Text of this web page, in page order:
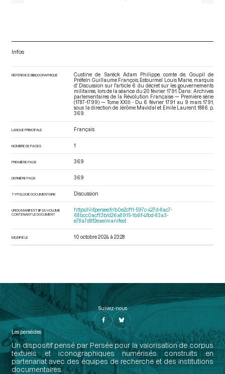
Infos
RÉFÉRENCE BIBLIOGRAPHIQUE
Custine de Sarëck Adam Philippe, comte de, Goupil de
Préfeln Guillaume François, Estourmel Louis Marie, marquis
d'. Discussion sur l'article 6 du décret sur les gouvernements
militaires, lors de la séance du 20 février 1791. Dans : Archives
parlementaires de la Révolution Française — Première série
(1787-1799) — Tome XXIII - Du 6 février 1791 au 9 mars 1791
sous la direction de Jérôme Mavidal et Emile Laurent. 1886. p.
369.
LANGUE PRINCIPALE Français
NOMBRE DE PAGES 1
PREMIÈRE PAGE 369
DERNIÈRE PAGE 369
TYPOLOGIE DOCUMENTAIRE Discussion
URI DU MANIFEST IIIF DU VOLUME
CONTENANT LE DOCUMENT
https://iiif.persee.fr/b0e2cf11-597c-427d-8ac7-
68bcc0acf13b/d26a8915-1b6f-4fbd-83a3-
e78a7d8f2eae/manifest
MODIFIÉ LE 10 octobre 2024 à 23:28
Suivez-nous
Les perséides
Un dispositif pensé par Persée pour la valorisation de corpus
textuels et iconographiques numérisés construits en
partenariat avec des équipes de recherche et des institutions
documentaires.